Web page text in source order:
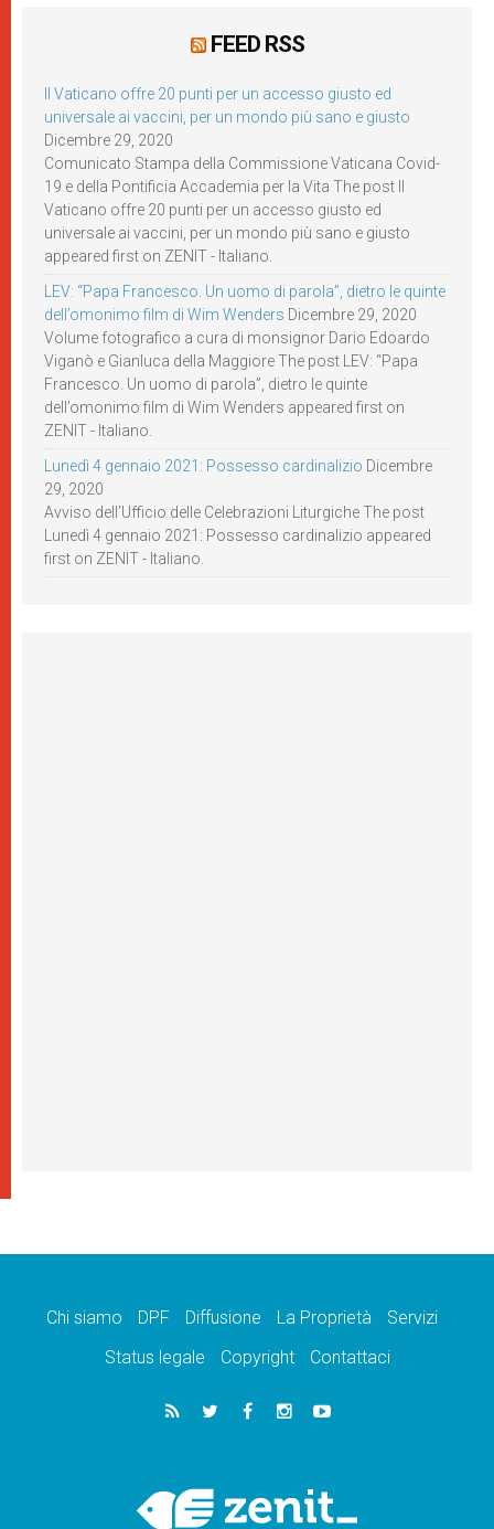
FEED RSS
Il Vaticano offre 20 punti per un accesso giusto ed
universale ai vaccini, per un mondo più sano e giusto
Dicembre 29, 2020
Comunicato Stampa della Commissione Vaticana Covid-
19 e della Pontificia Accademia per la Vita The post Il
Vaticano offre 20 punti per un accesso giusto ed
universale ai vaccini, per un mondo più sano e giusto
appeared first on ZENIT - Italiano.
LEV: “Papa Francesco. Un uomo di parola”, dietro le quinte
dell’omonimo film di Wim Wenders Dicembre 29, 2020
Volume fotografico a cura di monsignor Dario Edoardo
Viganò e Gianluca della Maggiore The post LEV: “Papa
Francesco. Un uomo di parola”, dietro le quinte
dell’omonimo film di Wim Wenders appeared first on
ZENIT - Italiano.
Lunedì 4 gennaio 2021: Possesso cardinalizio Dicembre
29, 2020
Avviso dell’Ufficio delle Celebrazioni Liturgiche The post
Lunedì 4 gennaio 2021: Possesso cardinalizio appeared
first on ZENIT - Italiano.
Chi siamo DPF Diffusione La Proprietà
Servizi
Status legale
Copyright Contattaci